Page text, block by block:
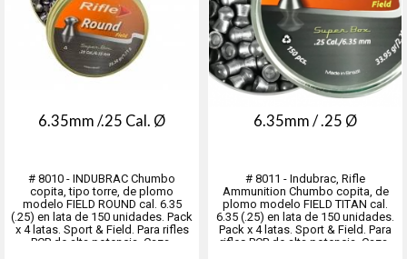
6.35mm /.25 Cal. Ø
# 8010 - INDUBRAC Chumbo
copita, tipo torre, de plomo
modelo FIELD ROUND cal. 6.35
(.25) en lata de 150 unidades. Pack
x 4 latas. Sport & Field. Para rifles
PCP de alta potencia. Caza,
6.35mm / .25 Ø
# 8011 - Indubrac, Rifle
Ammunition Chumbo copita, de
plomo modelo FIELD TITAN cal.
6.35 (.25) en lata de 150 unidades.
Pack x 4 latas. Sport & Field. Para
rifles PCP de alta potencia. Caza,